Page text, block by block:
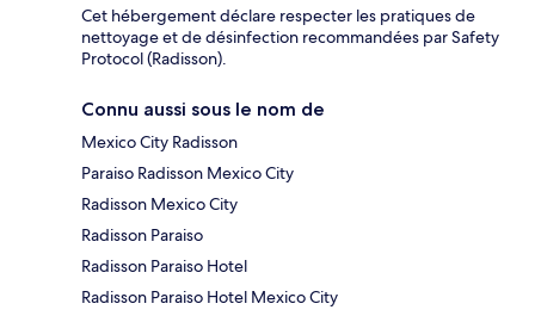
Cet hébergement déclare respecter les pratiques de
nettoyage et de désinfection recommandées par Safety
Protocol (Radisson).
Connu aussi sous le nom de
Mexico City Radisson
Paraiso Radisson Mexico City
Radisson Mexico City
Radisson Paraiso
Radisson Paraiso Hotel
Radisson Paraiso Hotel Mexico City